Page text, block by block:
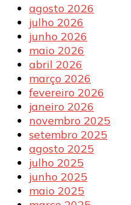
agosto 2026
julho 2026
junho 2026
maio 2026
abril 2026
março 2026
fevereiro 2026
janeiro 2026
novembro 2025
setembro 2025
agosto 2025
julho 2025
junho 2025
maio 2025